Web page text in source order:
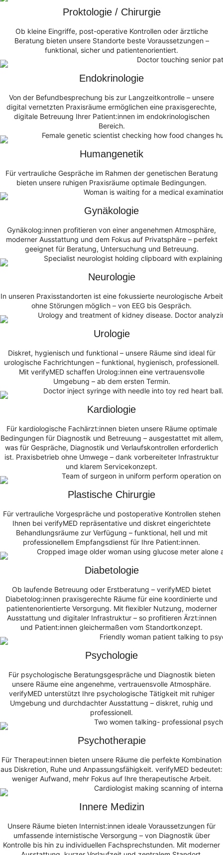
Proktologie / Chirurgie
Ob kleine Eingriffe, post-operative Kontrollen oder ärztliche
Beratung bieten unsere Standorte beste Voraussetzungen –
funktional, sicher und patientenorientiert.
Endokrinologie
Von der Befundbesprechung bis zur Langzeitkontrolle – unsere
digital vernetzten Praxisräume ermöglichen eine praxisgerechte,
digitale Betreuung Ihrer Patient:innen im endokrinologischen
Bereich.
Humangenetik
Für vertrauliche Gespräche im Rahmen der genetischen Beratung
bieten unsere ruhigen Praxisräume optimale Bedingungen.
Gynäkologie
Gynäkolog:innen profitieren von einer angenehmen Atmosphäre,
moderner Ausstattung und dem Fokus auf Privatsphäre – perfekt
geeignet für Beratung, Untersuchung und Betreuung.
Neurologie
In unseren Praxisstandorten ist eine fokussierte neurologische Arbeit
ohne Störungen möglich – von EEG bis Gespräch.
Urologie
Diskret, hygienisch und funktional – unsere Räume sind ideal für
urologische Fachrichtungen – funktional, hygienisch, professionell.
Mit verifyMED schaffen Urolog:innen eine vertrauensvolle
Umgebung – ab dem ersten Termin.
Kardiologie
Für kardiologische Fachärzt:innen bieten unsere Räume optimale
Bedingungen für Diagnostik und Betreuung – ausgestattet mit allem,
was für Gespräche, Diagnostik und Verlaufskontrollen erforderlich
ist. Praxisbetrieb ohne Umwege – dank vorbereiteter Infrastruktur
und klarem Servicekonzept.
Plastische Chirurgie
Für vertrauliche Vorgespräche und postoperative Kontrollen stehen
Ihnen bei verifyMED repräsentative und diskret eingerichtete
Behandlungsräume zur Verfügung – funktional, hell und mit
professionellem Empfangsdienst für Ihre Patient:innen.
Diabetologie
Ob laufende Betreuung oder Erstberatung – verifyMED bietet
Diabetolog:innen praxisgerechte Räume für eine koordinierte und
patientenorientierte Versorgung. Mit flexibler Nutzung, moderner
Ausstattung und digitaler Infrastruktur – so profitieren Ärzt:innen
und Patient:innen gleichermaßen vom Standortkonzept.
Psychologie
Für psychologische Beratungsgespräche und Diagnostik bieten
unsere Räume eine angenehme, vertrauensvolle Atmosphäre.
verifyMED unterstützt Ihre psychologische Tätigkeit mit ruhiger
Umgebung und durchdachter Ausstattung – diskret, ruhig und
professionell.
Psychotherapie
Für Therapeut:innen bieten unsere Räume die perfekte Kombination
aus Diskretion, Ruhe und Anpassungsfähigkeit. verifyMED bedeutet:
weniger Aufwand, mehr Fokus auf Ihre therapeutische Arbeit.
Innere Medizin
Unsere Räume bieten Internist:innen ideale Voraussetzungen für
umfassende internistische Versorgung – von Diagnostik über
Kontrolle bis hin zu individuellen Fachsprechstunden. Mit moderner